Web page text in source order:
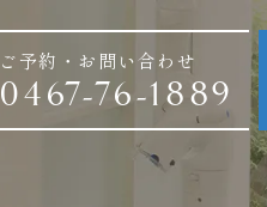
ご予約・お問い合わせ
0467-76-1889